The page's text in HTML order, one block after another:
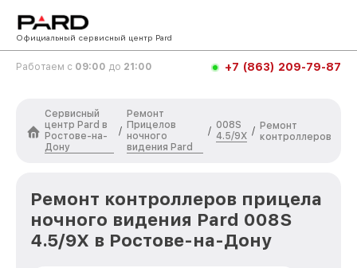
Официальный сервисный центр Pard
Работаем с 09:00 до 21:00 +7 (863) 209-79-87
Сервисный
центр Pard в
Ростове-на-
Дону
/
Ремонт
Прицелов
ночного
видения Pard
/
008S
4.5/9X / Ремонт
контроллеров
Ремонт контроллеров прицела
ночного видения Pard 008S
4.5/9X в Ростове-на-Дону